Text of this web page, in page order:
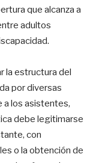
que alcanza a
adultos
.
la estructura del
por diversas
a los asistentes,
debe legitimarse
con
o la obtención de